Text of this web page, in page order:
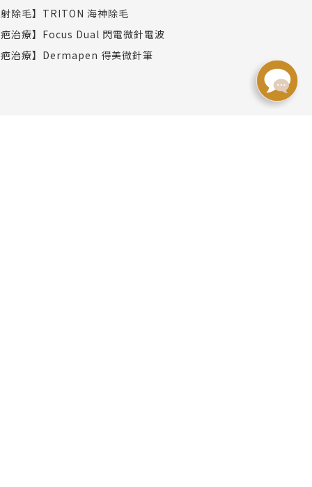
除毛】TRITON 海神除毛
治療】Focus Dual 閃電微針電波
治療】Dermapen 得美微針筆